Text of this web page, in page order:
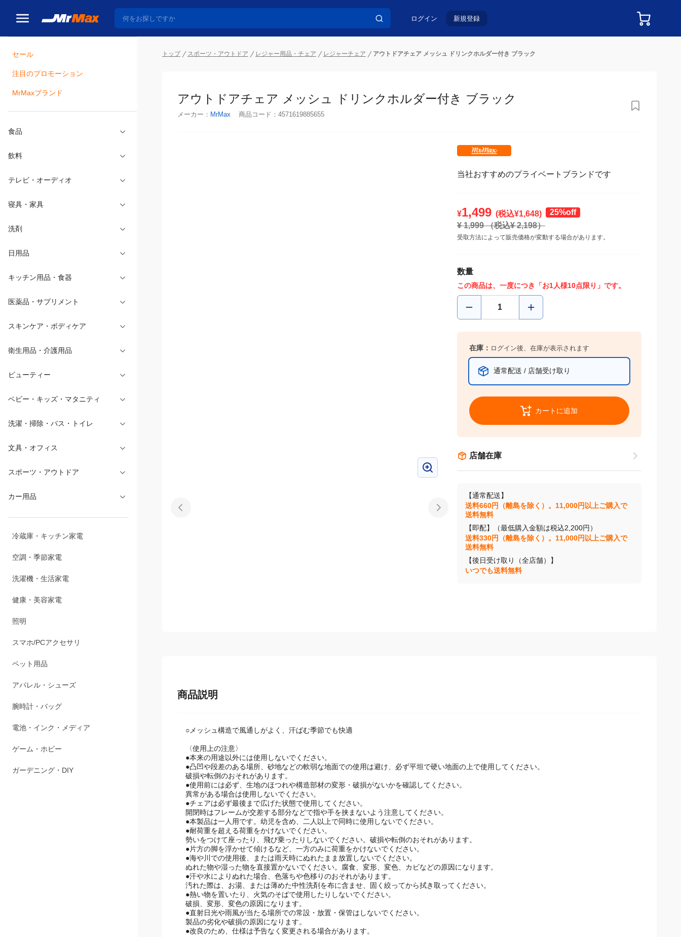
ログイン 新規登録
セール
注目のプロモーション
MrMaxブランド
食品
飲料
テレビ・オーディオ
寝具・家具
洗剤
日用品
キッチン用品・食器
医薬品・サプリメント
スキンケア・ボディケア
衛生用品・介護用品
ビューティー
ベビー・キッズ・マタニティ
洗濯・掃除・バス・トイレ
文具・オフィス
スポーツ・アウトドア
カー用品
冷蔵庫・キッチン家電
空調・季節家電
洗濯機・生活家電
健康・美容家電
照明
スマホ/PCアクセサリ
ペット用品
アパレル・シューズ
腕時計・バッグ
電池・インク・メディア
ゲーム・ホビー
ガーデニング・DIY
トップ スポーツ・アウトドア レジャー用品・チェア レジャーチェア アウトドアチェア メッシュ ドリンクホルダー付き ブラック
アウトドアチェア メッシュ ドリンクホルダー付き ブラック
メーカー： MrMax 商品コード： 4571619885655
当社おすすめのプライベートブランドです
¥1,499 (税込¥1,648)
25%off
¥ 1,999（税込¥2,198）
受取方法によって販売価格が変動する場合があります。
数量
この商品は、一度につき「お1人様10点限り」です。
在庫： ログイン後、在庫が表示されます
通常配送 / 店舗受け取り
カートに追加
店舗在庫
【通常配送】
送料660円（離島を除く）。11,000円以上ご購入で
送料無料
【即配】（最低購入金額は税込2,200円）
送料330円（離島を除く）。11,000円以上ご購入で
送料無料
【後日受け取り（全店舗）】
いつでも送料無料
商品説明
○メッシュ構造で風通しがよく、汗ばむ季節でも快適
〈使用上の注意〉
●本来の用途以外には使用しないでください。
●凸凹や段差のある場所、砂地などの軟弱な地面での使用は避け、必ず平坦で硬い地面の上で使用してください。
破損や転倒のおそれがあります。
●使用前には必ず、生地のほつれや構造部材の変形・破損がないかを確認してください。
異常がある場合は使用しないでください。
●チェアは必ず最後まで広げた状態で使用してください。
開閉時はフレームが交差する部分などで指や手を挟まないよう注意してください。
●本製品は一人用です。幼児を含め、二人以上で同時に使用しないでください。
●耐荷重を超える荷重をかけないでください。
勢いをつけて座ったり、飛び乗ったりしないでください。破損や転倒のおそれがあります。
●片方の脚を浮かせて傾けるなど、一方のみに荷重をかけないでください。
●海や川での使用後、または雨天時にぬれたまま放置しないでください。
ぬれた物や湿った物を直接置かないでください。腐食、変形、変色、カビなどの原因になります。
●汗や水によりぬれた場合、色落ちや色移りのおそれがあります。
汚れた際は、お湯、または薄めた中性洗剤を布に含ませ、固く絞ってから拭き取ってください。
●熱い物を置いたり、火気のそばで使用したりしないでください。
破損、変形、変色の原因になります。
●直射日光や雨風が当たる場所での常設・放置・保管はしないでください。
製品の劣化や破損の原因になります。
●改良のため、仕様は予告なく変更される場合があります。